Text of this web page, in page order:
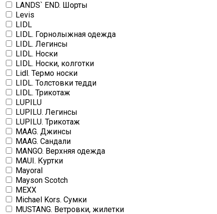
LANDS` END. Шорты
Levis
LIDL
LIDL. Горнолыжная одежда
LIDL. Легинсы
LIDL. Носки
LIDL. Носки, колготки
Lidl. Термо носки
LIDL. Толстовки тедди
LIDL. Трикотаж
LUPILU
LUPILU. Легинсы
LUPILU. Трикотаж
MAAG. Джинсы
MAAG. Сандали
MANGO. Верхняя одежда
MAUI. Куртки
Mayoral
Mayson Scotch
MEXX
Michael Kors. Сумки
MUSTANG. Ветровки, жилетки